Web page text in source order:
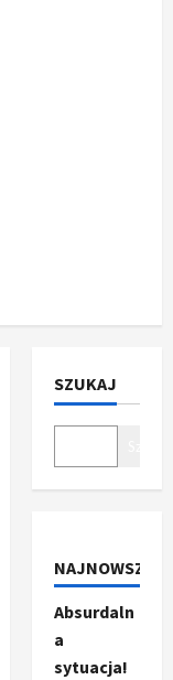
SZUKAJ
NAJNOWSZE
Absurdaln
a
sytuacja!